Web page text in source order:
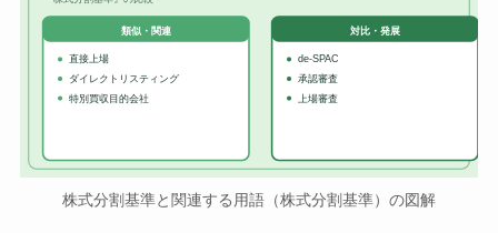
類似・関連
直接上場
ダイレクトリスティング
特別買収目的会社
対比・発展
de-SPAC
承認審査
上場審査
株式分割基準と関連する用語（株式分割基準）の図解